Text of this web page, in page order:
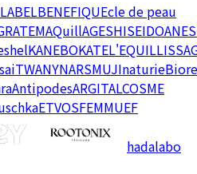
BENEFIQUEcle de peau
MAQuillAGESHISEIDO
KANEBOKATEL'EQUIL
TWANYNARSMUJInaturieBiore
AntipodesARGITALCOSME
ETVOSFEMMUEF
hadalabo